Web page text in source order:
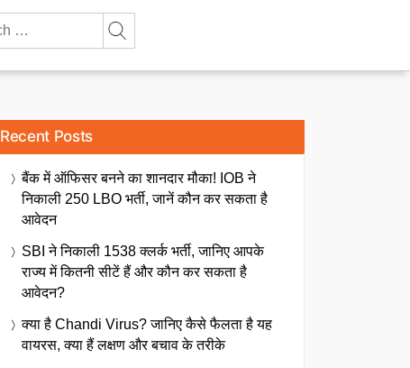
Recent Posts
बैंक में ऑफिसर बनने का शानदार मौका! IOB ने
निकाली 250 LBO भर्ती, जानें कौन कर सकता है
आवेदन
SBI ने निकाली 1538 क्लर्क भर्ती, जानिए आपके
राज्य में कितनी सीटें हैं और कौन कर सकता है
आवेदन?
क्या है Chandi Virus? जानिए कैसे फैलता है यह
वायरस, क्या हैं लक्षण और बचाव के तरीके